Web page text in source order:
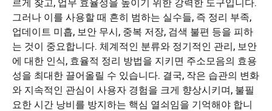
그러나 이를 사용할 때 흔히 범하는 실수들, 즉 정리 부족,
업데이트 미흡, 보안 무시, 중복 저장, 검색 불편 등을 피하
는 것이 중요합니다. 체계적인 분류와 정기적인 관리, 보안
에 대한 인식, 효율적 정리 방법을 지키면 주소모음의 효용
성을 최대한 끌어올릴 수 있습니다. 결국, 작은 습관의 변화
와 지속적인 관심이 사용자 경험을 크게 향상시키며, 불필
요한 시간 낭비를 방지하는 핵심 열쇠임을 기억해야 합니